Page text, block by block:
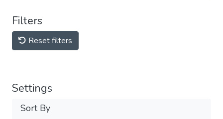
Filters
Reset filters
Settings
Sort By